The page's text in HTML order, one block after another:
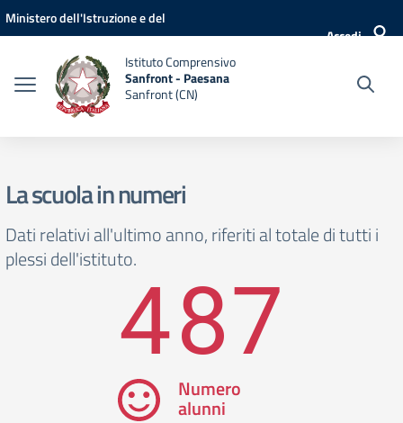
Vai ai contenuti
Vai al menu di navigazione
Vai al footer
Ministero dell'Istruzione e del
Accedi
Istituto Comprensivo
Sanfront - Paesana
Sanfront (CN)
La scuola in numeri
Dati relativi all'ultimo anno, riferiti al totale di tutti i
plessi dell'istituto.487
Numero
alunni